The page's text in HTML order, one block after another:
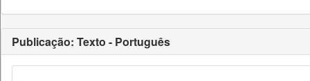
Publicação: Texto - Português